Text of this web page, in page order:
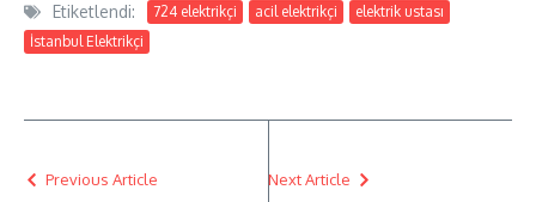
Etiketlendi: 724 elektrikçi acil elektrikçi
elektrik ustası
İstanbul Elektrikçi
Previous Article Next Article